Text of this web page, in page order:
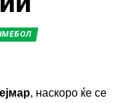
, наскоро ќе се